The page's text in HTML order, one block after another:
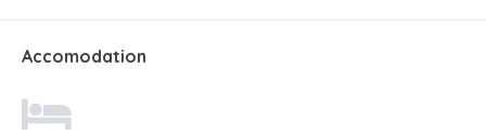
Accomodation